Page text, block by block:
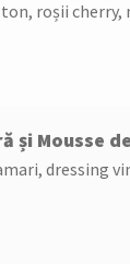
roșii
și Mousse
dressing